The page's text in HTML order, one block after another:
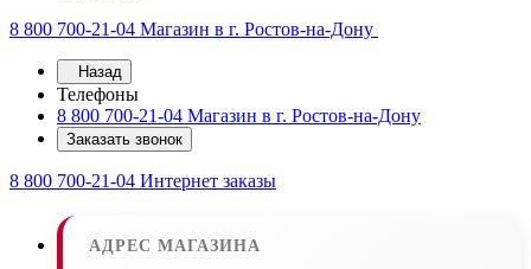
8 800 700-21-04 Магазин в г. Ростов-на-Дону
Назад
Телефоны
8 800 700-21-04 Магазин в г. Ростов-на-Дону
Заказать звонок
8 800 700-21-04 Интернет заказы
АДРЕС МАГАЗИНА